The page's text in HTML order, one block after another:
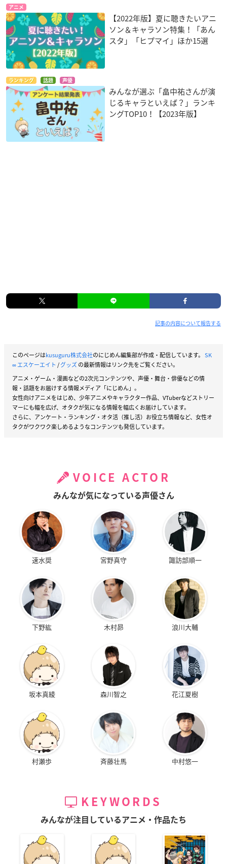
アニメ
【2022年版】夏に聴きたいアニ
ソン＆キャラソン特集！「あん
スタ」「ヒプマイ」ほか15選
ランキング 話題 声優
みんなが選ぶ「畠中祐さんが演
じるキャラといえば？」ランキ
ングTOP10！【2023年版】
記事の内容について報告する
このページはkusuguru株式会社のにじめん編集部が作成・配信しています。 SK
∞ エスケーエイト /グッズの最新情報はリンク先をご覧ください。
アニメ・ゲーム・漫画などの2次元コンテンツや、声優・舞台・俳優などの情
報・話題をお届けする情報メディア「にじめん」。
女性向けアニメをはじめ、少年アニメやキャラクター作品、VTuberなどストリー
マーにも幅を広げ、オタクが気になる情報を幅広くお届けしています。
さらに、アンケート・ランキング・オタ活（推し活）お役立ち情報など、女性オ
タクがワクワク楽しめるようなコンテンツも発信しています。
VOICE ACTOR
みんなが気になっている声優さん
速水奨 宮野真守 諏訪部順一
下野紘 木村昴 浪川大輔
坂本真綾 森川智之 花江夏樹
村瀬歩 斉藤壮馬 中村悠一
KEYWORDS
みんなが注目しているアニメ・作品たち